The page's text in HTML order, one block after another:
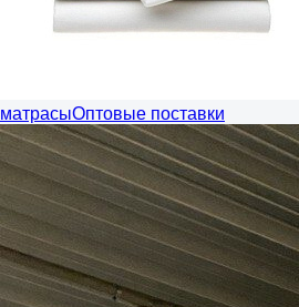
матрасыОптовые поставки